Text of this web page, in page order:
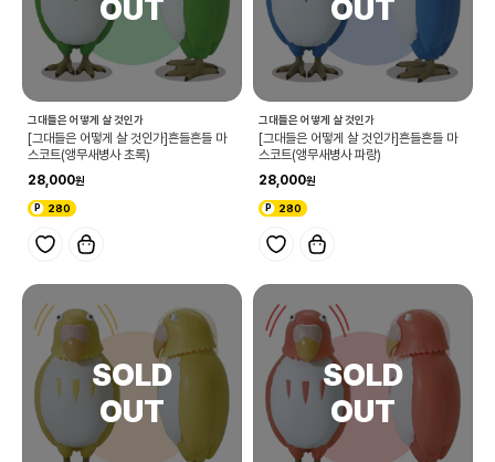
그대들은 어떻게 살 것인가
[그대들은 어떻게 살 것인가]흔들흔들 마
스코트(앵무새병사 초록)
28,000
280
그대들은 어떻게 살 것인가
[그대들은 어떻게 살 것인가]흔들흔들 마
스코트(앵무새병사 파랑)
28,000
280